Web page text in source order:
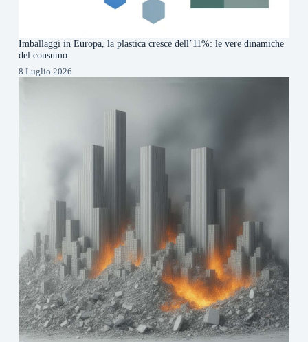
Imballaggi in Europa, la plastica cresce dell’11%: le vere dinamiche
del consumo
8 Luglio 2026